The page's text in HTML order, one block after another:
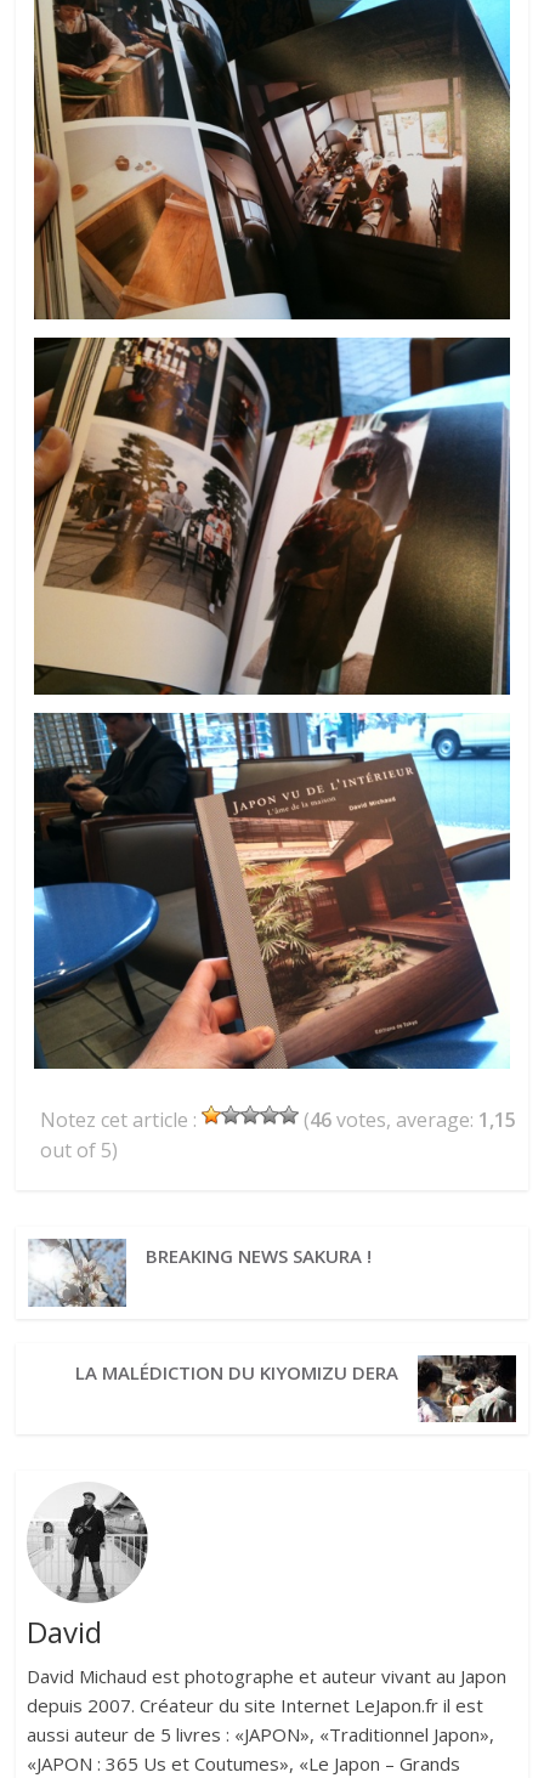
Notez cet article : (46votes, average: 1,15
out of 5)
BREAKING NEWS SAKURA !
LA MALÉDICTION DU KIYOMIZU DERA
David
David Michaud est photographe et auteur vivant au Japon
depuis 2007. Créateur du site Internet LeJapon.fr il est
aussi auteur de 5 livres : «JAPON», «Traditionnel Japon»,
«JAPON : 365 Us et Coutumes», «Le Japon – Grands